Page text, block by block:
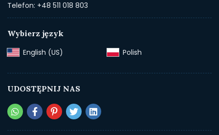
Telefon: +48 511 018 803
Wybierz język
English (US)‎
Polish‎
UDOSTĘPNIJ NAS